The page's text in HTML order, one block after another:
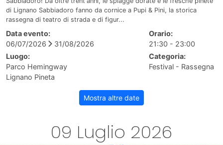
di Lignano Sabbiadoro fanno da cornice a Pupi & Pini, la storica
rassegna di teatro di strada e di figur...
Data evento:
06/07/2026
31/08/2026
Orario:
21:30 - 23:00
Luogo:
Parco Hemingway
Lignano Pineta
Categoria:
Festival - Rassegna
Mostra altre date
09 Luglio 2026